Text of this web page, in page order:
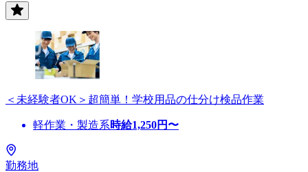
＜未経験者OK＞超簡単！学校用品の仕分け検品作業
軽作業・製造系時給1,250円〜
勤務地